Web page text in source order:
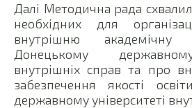
Далі Методична рада
необхідних для
внутрішню академічну
Донецькому
внутрішніх справ та про
забезпечення якості
державному університеті